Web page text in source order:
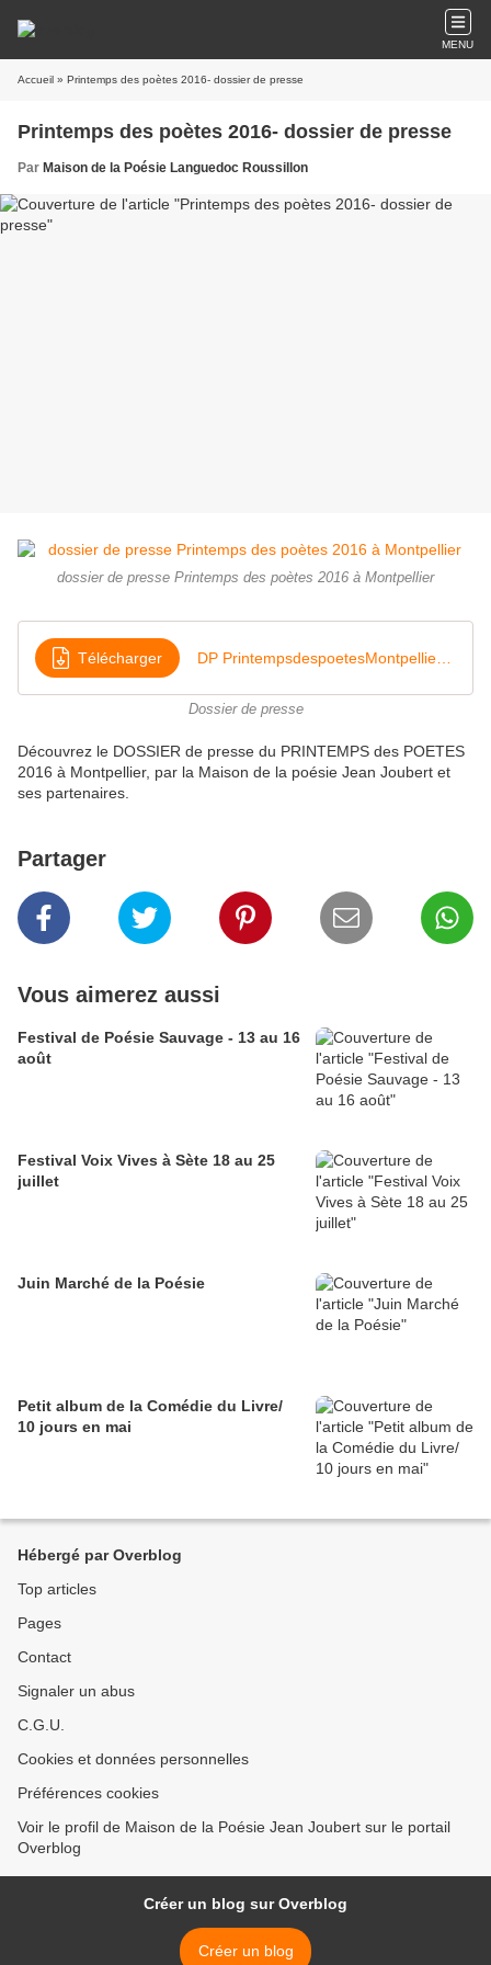
MENU
Accueil » Printemps des poètes 2016- dossier de presse
Printemps des poètes 2016- dossier de presse
Par Maison de la Poésie Languedoc Roussillon
dossier de presse Printemps des poètes 2016 à Montpellier
Télécharger
Dossier de presse
Découvrez le DOSSIER de presse du PRINTEMPS des POETES
2016 à Montpellier, par la Maison de la poésie Jean Joubert et
ses partenaires.
Partager
Vous aimerez aussi
Festival de Poésie Sauvage - 13 au 16
août
Festival Voix Vives à Sète 18 au 25
juillet
Juin Marché de la Poésie
Petit album de la Comédie du Livre/
10 jours en mai
Hébergé par Overblog
Top articles
Pages
Contact
Signaler un abus
C.G.U.
Cookies et données personnelles
Préférences cookies
Voir le profil de Maison de la Poésie Jean Joubert sur le portail
Overblog
Créer un blog sur Overblog
Créer un blog